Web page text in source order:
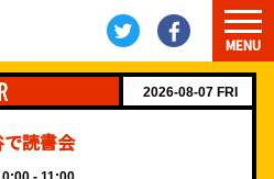
MENU
2026-08-07 FRI
読書会